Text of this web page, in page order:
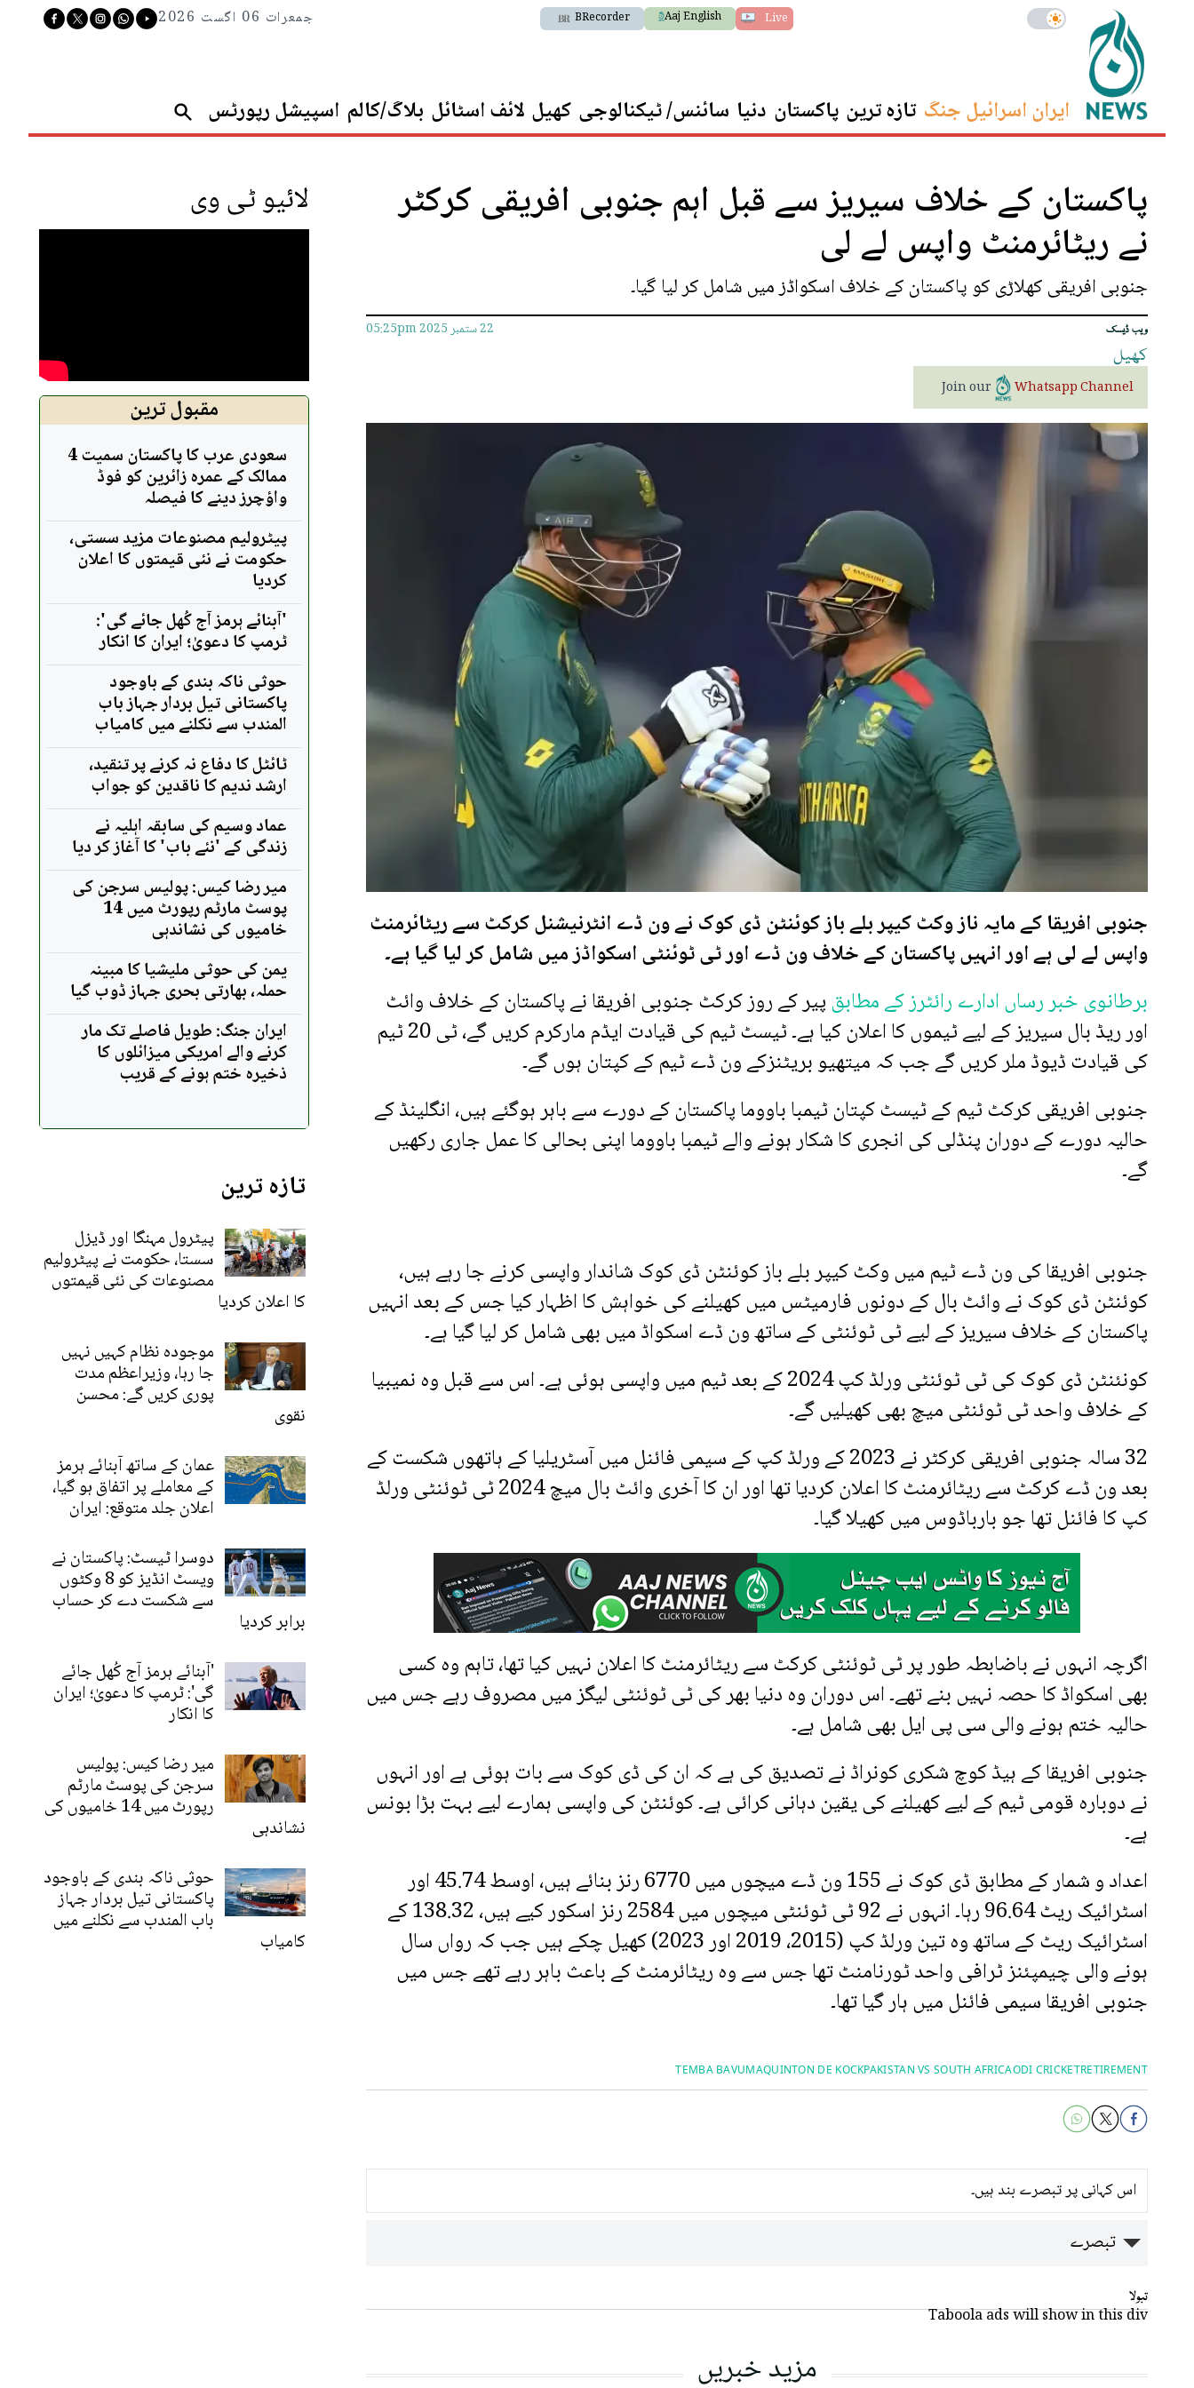
Live
Aaj English
BRecorder جمعرات 06 اگست 2026
ایران اسرائیل جنگ تازہ ترین پاکستان دنیا سائنس/ ٹیکنالوجی کھیل لائف اسٹائل بلاگ/کالم اسپیشل رپورٹس
پاکستان کے خلاف سیریز سے قبل اہم جنوبی افریقی کرکٹر
نے ریٹائرمنٹ واپس لے لی
جنوبی افریقی کھلاڑی کو پاکستان کے خلاف اسکواڈز میں شامل کر لیا گیا۔
ویب ڈیسک 22 ستمبر 2025 05:25pm
کھیل
Join our Whatsapp Channel
جنوبی افریقا کے مایہ ناز وکٹ کیپر بلے باز کوئنٹن ڈی کوک نے ون ڈے انٹرنیشنل کرکٹ سے ریٹائرمنٹ
واپس لے لی ہے اور انہیں پاکستان کے خلاف ون ڈے اور ٹی ٹوئنٹی اسکواڈز میں شامل کر لیا گیا ہے۔
برطانوی خبر رساں ادارے رائٹرز کے مطابقپیر کے روز کرکٹ جنوبی افریقا نے پاکستان کے خلاف وائٹ
اور ریڈ بال سیریز کے لیے ٹیموں کا اعلان کیا ہے۔ ٹیسٹ ٹیم کی قیادت ایڈم مارکرم کریں گے، ٹی 20 ٹیم
کی قیادت ڈیوڈ ملر کریں گے جب کہ میتھیو بریٹنزکے ون ڈے ٹیم کے کپتان ہوں گے۔
جنوبی افریقی کرکٹ ٹیم کے ٹیسٹ کپتان ٹیمبا باووما پاکستان کے دورے سے باہر ہوگئے ہیں، انگلینڈ کے
حالیہ دورے کے دوران پنڈلی کی انجری کا شکار ہونے والے ٹیمبا باووما اپنی بحالی کا عمل جاری رکھیں
گے۔
جنوبی افریقا کی ون ڈے ٹیم میں وکٹ کیپر بلے باز کوئنٹن ڈی کوک شاندار واپسی کرنے جا رہے ہیں،
کوئنٹن ڈی کوک نے وائٹ بال کے دونوں فارمیٹس میں کھیلنے کی خواہش کا اظہار کیا جس کے بعد انہیں
پاکستان کے خلاف سیریز کے لیے ٹی ٹوئنٹی کے ساتھ ون ڈے اسکواڈ میں بھی شامل کر لیا گیا ہے۔
کونئنٹن ڈی کوک کی ٹی ٹوئنٹی ورلڈ کپ 2024 کے بعد ٹیم میں واپسی ہوئی ہے۔ اس سے قبل وہ نمیبیا
کے خلاف واحد ٹی ٹوئنٹی میچ بھی کھیلیں گے۔
32 سالہ جنوبی افریقی کرکٹر نے 2023 کے ورلڈ کپ کے سیمی فائنل میں آسٹریلیا کے ہاتھوں شکست کے
بعد ون ڈے کرکٹ سے ریٹائرمنٹ کا اعلان کردیا تھا اور ان کا آخری وائٹ بال میچ 2024 ٹی ٹوئنٹی ورلڈ
کپ کا فائنل تھا جو بارباڈوس میں کھیلا گیا۔
اگرچہ انہوں نے باضابطہ طور پر ٹی ٹوئنٹی کرکٹ سے ریٹائرمنٹ کا اعلان نہیں کیا تھا، تاہم وہ کسی
بھی اسکواڈ کا حصہ نہیں بنے تھے۔ اس دوران وہ دنیا بھر کی ٹی ٹوئنٹی لیگز میں مصروف رہے جس میں
حالیہ ختم ہونے والی سی پی ایل بھی شامل ہے۔
جنوبی افریقا کے ہیڈ کوچ شکری کونراڈ نے تصدیق کی ہے کہ ان کی ڈی کوک سے بات ہوئی ہے اور انہوں
نے دوبارہ قومی ٹیم کے لیے کھیلنے کی یقین دہانی کرائی ہے۔ کوئنٹن کی واپسی ہمارے لیے بہت بڑا بونس
ہے۔
اعداد و شمار کے مطابق ڈی کوک نے 155 ون ڈے میچوں میں 6770 رنز بنائے ہیں، اوسط 45.74 اور
اسٹرائیک ریٹ 96.64 رہا۔ انہوں نے 92 ٹی ٹوئنٹی میچوں میں 2584 رنز اسکور کیے ہیں، 138.32 کے
اسٹرائیک ریٹ کے ساتھ وہ تین ورلڈ کپ (2015، 2019 اور 2023) کھیل چکے ہیں جب کہ رواں سال
ہونے والی چیمپئنز ٹرافی واحد ٹورنامنٹ تھا جس سے وہ ریٹائرمنٹ کے باعث باہر رہے تھے جس میں
جنوبی افریقا سیمی فائنل میں ہار گیا تھا۔
RETIREMENT
ODI CRICKET
PAKISTAN VS SOUTH AFRICA
QUINTON DE KOCK
TEMBA BAVUMA
اس کہانی پر تبصرے بند ہیں۔
تبصرے
تبولا
Taboola ads will show in this div
مزید خبریں
لائیو ٹی وی
مقبول ترین
سعودی عرب کا پاکستان سمیت 4
ممالک کے عمرہ زائرین کو فوڈ
واؤچرز دینے کا فیصلہ
پیٹرولیم مصنوعات مزید سستی،
حکومت نے نئی قیمتوں کا اعلان
کردیا
'آبنائے ہرمز آج کُھل جائے گی':
ٹرمپ کا دعویٰ؛ ایران کا انکار
حوثی ناکہ بندی کے باوجود
پاکستانی تیل بردار جہاز باب
المندب سے نکلنے میں کامیاب
ٹائٹل کا دفاع نہ کرنے پر تنقید،
ارشد ندیم کا ناقدین کو جواب
عماد وسیم کی سابقہ اہلیہ نے
زندگی کے 'نئے باب' کا آغاز کر دیا
میر رضا کیس: پولیس سرجن کی
پوسٹ مارٹم رپورٹ میں 14
خامیوں کی نشاندہی
یمن کی حوثی ملیشیا کا مبینہ
حملہ، بھارتی بحری جہاز ڈوب گیا
ایران جنگ: طویل فاصلے تک مار
کرنے والے امریکی میزائلوں کا
ذخیرہ ختم ہونے کے قریب
تازہ ترین
پیٹرول مہنگا اور ڈیزل
سستا، حکومت نے پیٹرولیم
مصنوعات کی نئی قیمتوں
کا اعلان کردیا
موجودہ نظام کہیں نہیں
جا رہا، وزیراعظم مدت
پوری کریں گے: محسن
نقوی
عمان کے ساتھ آبنائے ہرمز
کے معاملے پر اتفاق ہو گیا،
اعلان جلد متوقع: ایران
دوسرا ٹیسٹ: پاکستان نے
ویسٹ انڈیز کو 8 وکٹوں
سے شکست دے کر حساب
برابر کردیا
'آبنائے ہرمز آج کُھل جائے
گی': ٹرمپ کا دعویٰ؛ ایران
کا انکار
میر رضا کیس: پولیس
سرجن کی پوسٹ مارٹم
رپورٹ میں 14 خامیوں کی
نشاندہی
حوثی ناکہ بندی کے باوجود
پاکستانی تیل بردار جہاز
باب المندب سے نکلنے میں
کامیاب